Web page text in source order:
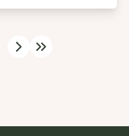
More pages